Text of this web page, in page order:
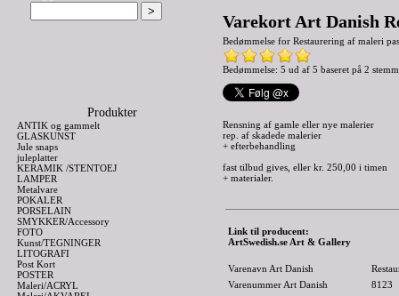
Produkter
ANTIK og gammelt
GLASKUNST
Jule snaps
juleplatter
KERAMIK /STENTOEJ
LAMPER
Metalvare
POKALER
PORSELAIN
SMYKKER/Accessory
FOTO
Kunst/TEGNINGER
LITOGRAFI
Post Kort
POSTER
Maleri/ACRYL
Varekort Art Danish
Bedømmelse for Restaurering af maleri
Bedømmelse: 5 ud af 5 baseret på 2
Rensning af gamle eller nye malerier
rep. af skadede malerier
+ efterbehandling
fast tilbud gives, eller kr. 250,00 i timen
+ materialer.
Link til producent:
ArtSwedish.se Art & Gallery
Varenavn Art Danish
Varenummer Art Danish
8123